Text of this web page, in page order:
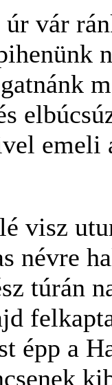
vár
emeli
visz
névre
túrán
épp a